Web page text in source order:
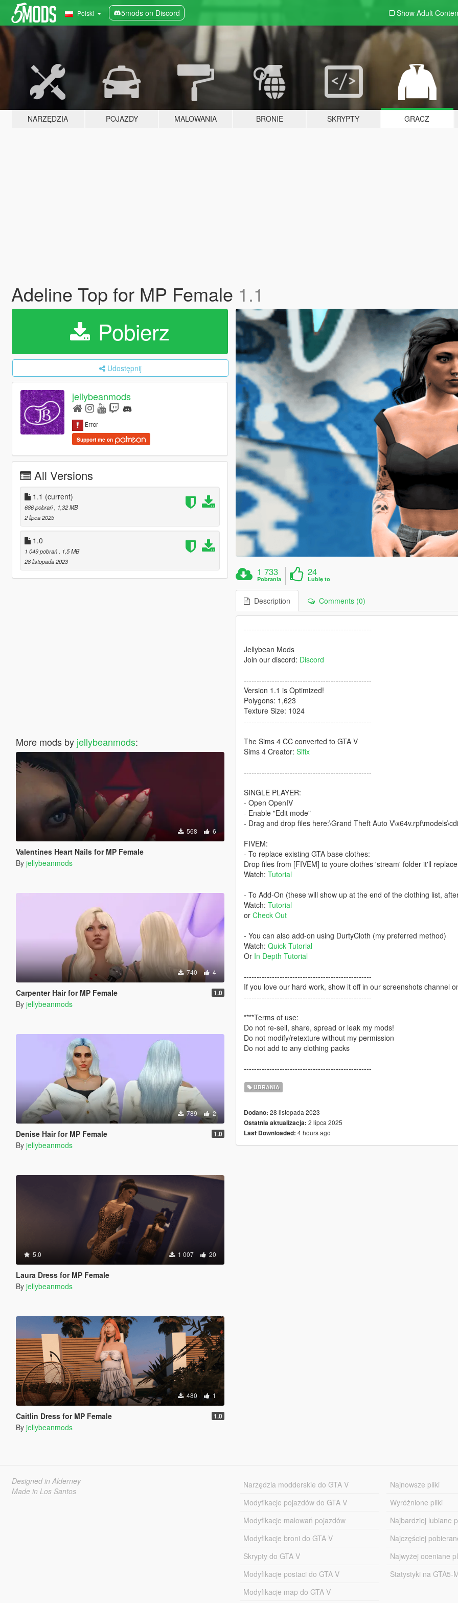
Polski 5mods on Discord Show Adult
NARZĘDZIA POJAZDY MALOWANIA BRONIE SKRYPTY GRACZ
Adeline Top for MP Female 1.1
Pobierz
Udostępnij
jellybeanmods
Support me on
All Versions
1.1 (current)
686 pobrań
, 1,32 MB
2 lipca 2025
1.0
1 049 pobrań
, 1,5 MB
28 listopada 2023
More mods by jellybeanmods:
568 6
Valentines Heart Nails for MP Female
By jellybeanmods
740 4
Carpenter Hair for MP Female 1.0
By jellybeanmods
789 2
Denise Hair for MP Female 1.0
By jellybeanmods
5.0 1 007 20
Laura Dress for MP Female
By jellybeanmods
480 1
Caitlin Dress for MP Female 1.0
By jellybeanmods
1 733
Pobrania
24
Lubię to
Description Comments (0)
--------------------------------------------------
Jellybean Mods
Join our discord: Discord
--------------------------------------------------
Version 1.1 is Optimized!
Polygons: 1,623
Texture Size: 1024
--------------------------------------------------
The Sims 4 CC converted to GTA V
Sims 4 Creator: Sifix
--------------------------------------------------
SINGLE PLAYER:
- Open OpenIV
- Enable "Edit mode"
- Drag and drop files here:\Grand Theft Auto
FIVEM:
- To replace existing GTA base clothes:
Drop files from [FIVEM] to youre clothes 'stream' folder it'll
Watch: Tutorial
- To Add-On (these will show up at the end of the clothing list,
Watch: Tutorial
or Check Out
- You can also add-on using DurtyCloth (my preferred method)
Watch: Quick Tutorial
Or In Depth Tutorial
--------------------------------------------------
If you love our hard work, show it off in our screenshots channel
--------------------------------------------------
****Terms of use:
Do not re-sell, share, spread or leak my mods!
Do not modify/retexture without my permission
Do not add to any clothing packs
--------------------------------------------------
UBRANIA
Dodano: 28 listopada 2023
Ostatnia aktualizacja: 2 lipca 2025
Last Downloaded: 4 hours ago
Designed in Alderney
Made in Los Santos
Narzędzia modderskie do GTA V
Modyfikacje pojazdów do GTA V
Modyfikacje malowań pojazdów
Modyfikacje broni do GTA V
Skrypty do GTA V
Modyfikacje postaci do GTA V
Modyfikacje map do GTA V
Najnowsze pliki
Wyróżnione pliki
Najbardziej lubiane
Najczęściej
Najwyżej oceniane
Statystyki na GTA5-